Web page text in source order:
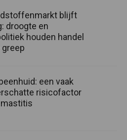
blijft
droogte en
houden handel
greep
een vaak
risicofactor